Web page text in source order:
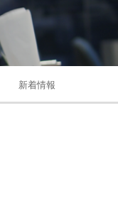
新着情報